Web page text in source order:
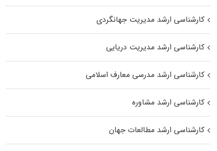
کارشناسی ارشد مدیریت جهانگردی
کارشناسی ارشد مدیریت دریایی
کارشناسی ارشد مدرسی معارف اسلامی
کارشناسی ارشد مشاوره
کارشناسی ارشد مطالعات جهان